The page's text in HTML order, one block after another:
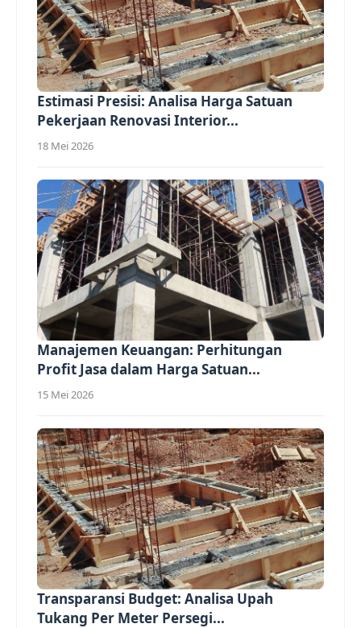
Estimasi Presisi: Analisa Harga Satuan
Pekerjaan Renovasi Interior...
18 Mei 2026
Manajemen Keuangan: Perhitungan
Profit Jasa dalam Harga Satuan...
15 Mei 2026
Transparansi Budget: Analisa Upah
Tukang Per Meter Persegi...